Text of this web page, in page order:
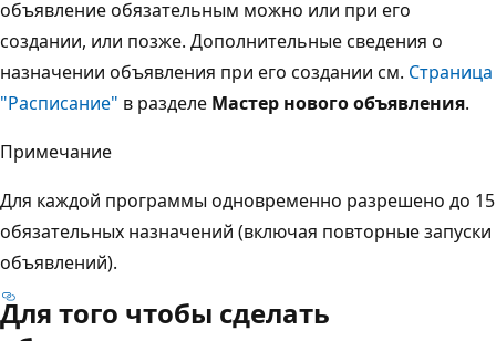
объявление обязательным можно или при его
создании, или позже. Дополнительные сведения о
назначении объявления при его создании см. Страница
"Расписание" в разделе Мастер нового объявления.
Примечание
Для каждой программы одновременно разрешено до 15
обязательных назначений (включая повторные запуски
объявлений).
Для того чтобы сделать